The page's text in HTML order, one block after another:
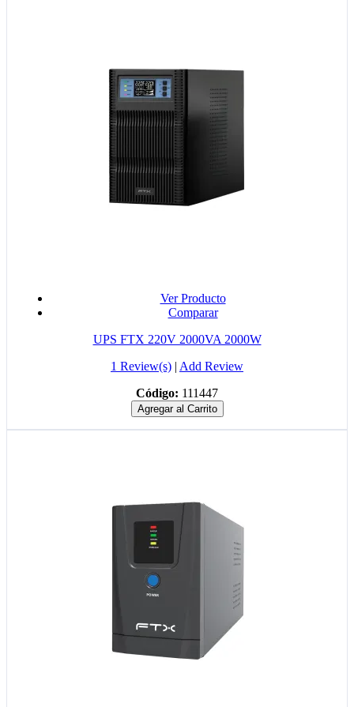
Ver Producto
Comparar
UPS FTX 220V 2000VA 2000W
1 Review(s) | Add Review
Código: 111447
Agregar al Carrito